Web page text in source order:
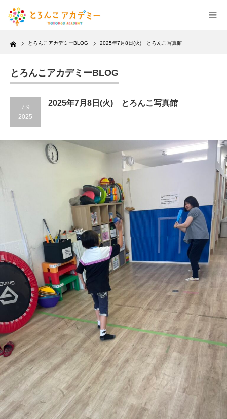
Home とろんこアカデミーBLOG 2025年7月8日(火) とろんこ写真館
とろんこアカデミーBLOG
7.9
2025
2025年7月8日(火) とろんこ写真館